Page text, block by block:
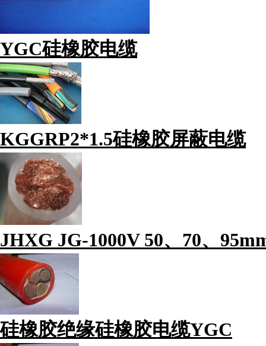
YGC硅橡胶电缆
KGGRP2*1.5硅橡胶屏蔽电缆
JHXG JG-1000V 50、70、
硅橡胶绝缘硅橡胶电缆YGC